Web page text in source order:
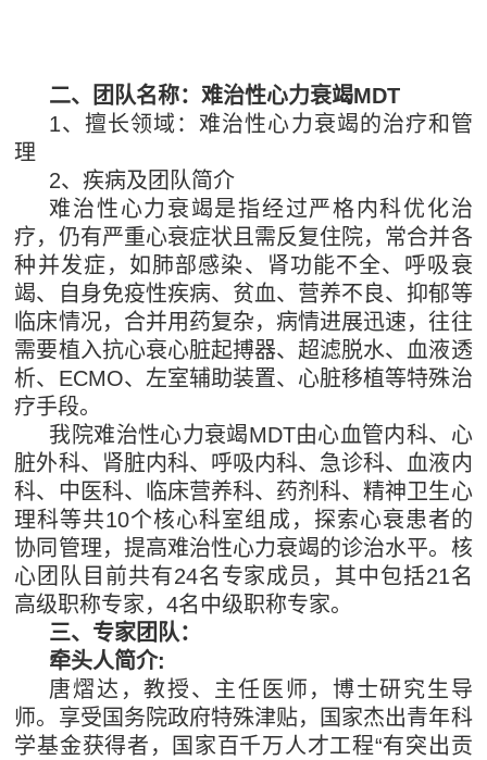
二、团队名称：难治性心力衰竭MDT
1、擅长领域：难治性心力衰竭的治疗和管
理
2、疾病及团队简介
难治性心力衰竭是指经过严格内科优化治
疗，仍有严重心衰症状且需反复住院，常合并各
种并发症，如肺部感染、肾功能不全、呼吸衰
竭、自身免疫性疾病、贫血、营养不良、抑郁等
临床情况，合并用药复杂，病情进展迅速，往往
需要植入抗心衰心脏起搏器、超滤脱水、血液透
析、ECMO、左室辅助装置、心脏移植等特殊治
疗手段。
我院难治性心力衰竭MDT由心血管内科、心
脏外科、肾脏内科、呼吸内科、急诊科、血液内
科、中医科、临床营养科、药剂科、精神卫生心
理科等共10个核心科室组成，探索心衰患者的
协同管理，提高难治性心力衰竭的诊治水平。核
心团队目前共有24名专家成员，其中包括21名
高级职称专家，4名中级职称专家。
三、专家团队：
牵头人简介:
唐熠达，教授、主任医师，博士研究生导
师。享受国务院政府特殊津贴，国家杰出青年科
学基金获得者，国家百千万人才工程“有突出贡